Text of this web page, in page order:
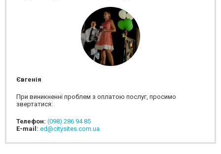
Євгенія
При виникненні проблем з оплатою послуг, просимо
звертатися:
Телефон: (098) 286 94 85
E-mail: ed@citysites.com.ua